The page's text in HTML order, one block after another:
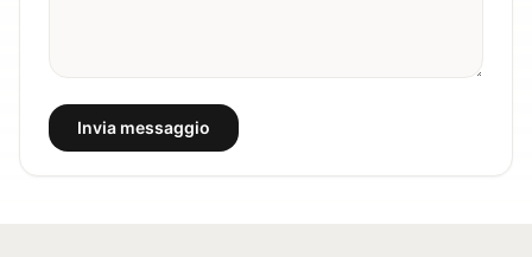
Invia messaggio